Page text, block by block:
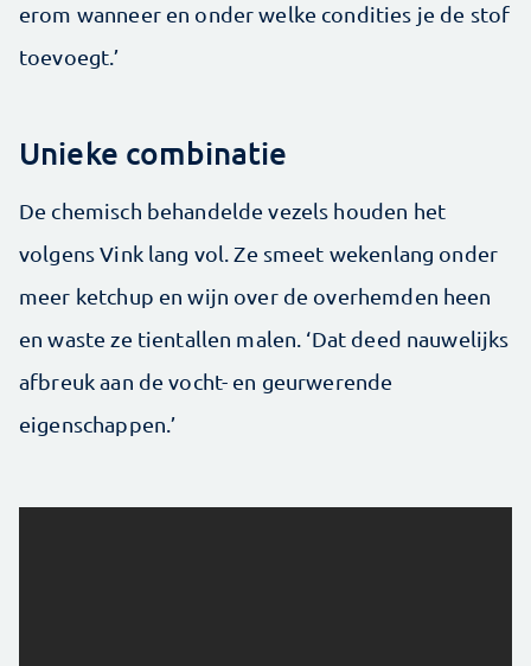
erom wanneer en onder welke condities je de stof
toevoegt.’
Unieke combinatie
De chemisch behandelde vezels houden het
volgens Vink lang vol. Ze smeet wekenlang onder
meer ketchup en wijn over de overhemden heen
en waste ze tientallen malen. ‘Dat deed nauwelijks
afbreuk aan de vocht- en geurwerende
eigenschappen.’